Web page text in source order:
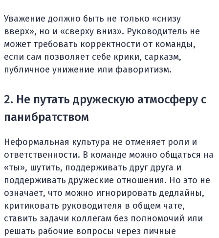
Уважение должно быть не только «снизу
вверх», но и «сверху вниз». Руководитель не
может требовать корректности от команды,
если сам позволяет себе крики, сарказм,
публичное унижение или фаворитизм.
2. Не путать дружескую атмосферу с
панибратством
Неформальная культура не отменяет роли и
ответственности. В команде можно общаться на
«ты», шутить, поддерживать друг друга и
поддерживать дружеские отношения. Но это не
означает, что можно игнорировать дедлайны,
критиковать руководителя в общем чате,
ставить задачи коллегам без полномочий или
решать рабочие вопросы через личные